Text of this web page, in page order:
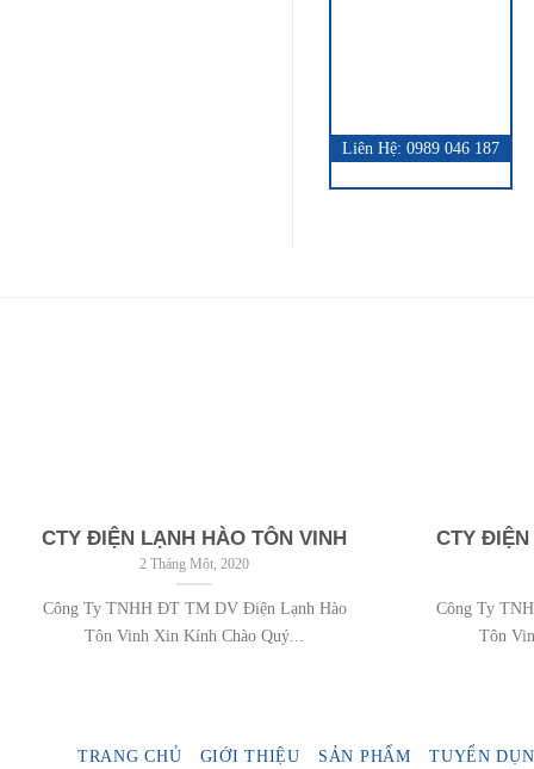
Liên Hệ: 0989 046 187
CTY ĐIỆN LẠNH HÀO TÔN VINH
2 Tháng Một, 2020
Công Ty TNHH ĐT TM DV Điện Lạnh Hào
Tôn Vinh Xin Kính Chào Quý...
CTY ĐIỆN
Công Ty
Tôn
TRANG CHỦ GIỚI THIỆU SẢN PHẨM TUYỂN